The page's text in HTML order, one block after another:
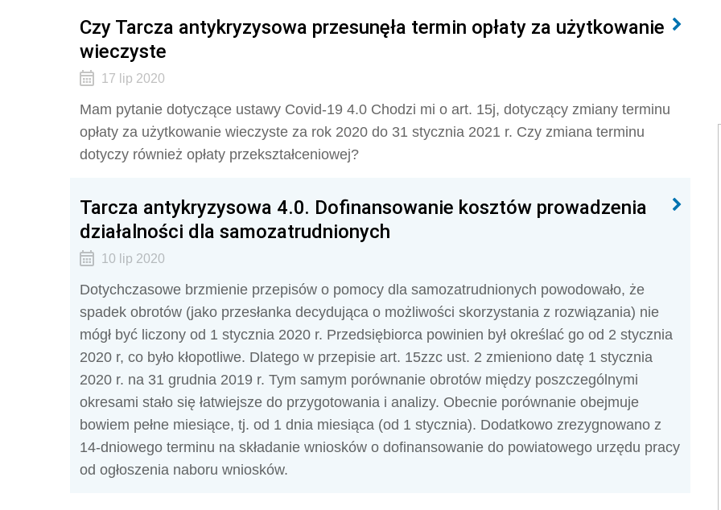
Czy Tarcza antykryzysowa przesunęła termin opłaty za użytkowanie
wieczyste
17 lip 2020
Mam pytanie dotyczące ustawy Covid-19 4.0 Chodzi mi o art. 15j, dotyczący zmiany terminu
opłaty za użytkowanie wieczyste za rok 2020 do 31 stycznia 2021 r. Czy zmiana terminu
dotyczy również opłaty przekształceniowej?
Tarcza antykryzysowa 4.0. Dofinansowanie kosztów prowadzenia
działalności dla samozatrudnionych
10 lip 2020
Dotychczasowe brzmienie przepisów o pomocy dla samozatrudnionych powodowało, że
spadek obrotów (jako przesłanka decydująca o możliwości skorzystania z rozwiązania) nie
mógł być liczony od 1 stycznia 2020 r. Przedsiębiorca powinien był określać go od 2 stycznia
2020 r, co było kłopotliwe. Dlatego w przepisie art. 15zzc ust. 2 zmieniono datę 1 stycznia
2020 r. na 31 grudnia 2019 r. Tym samym porównanie obrotów między poszczególnymi
okresami stało się łatwiejsze do przygotowania i analizy. Obecnie porównanie obejmuje
bowiem pełne miesiące, tj. od 1 dnia miesiąca (od 1 stycznia). Dodatkowo zrezygnowano z
14-dniowego terminu na składanie wniosków o dofinansowanie do powiatowego urzędu pracy
od ogłoszenia naboru wniosków.